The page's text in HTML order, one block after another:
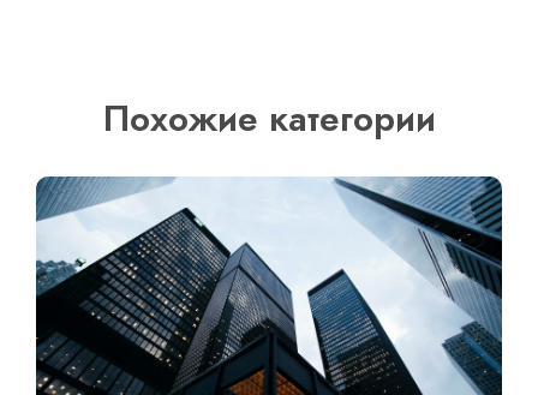
Похожие категории